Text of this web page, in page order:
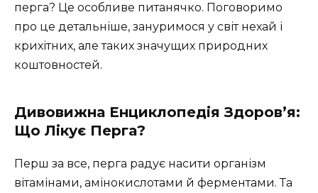
перга? Це особливе питанячко. Поговоримо
про це детальніше, зануримося у світ нехай і
крихітних, але таких значущих природних
коштовностей.
Дивовижна Енциклопедія Здоров’я:
Що Лікує Перга?
Перш за все, перга радує насити організм
вітамінами, амінокислотами й ферментами. Та